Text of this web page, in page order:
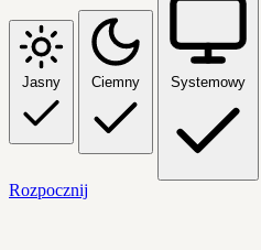
Jasny Ciemny Systemowy
Rozpocznij